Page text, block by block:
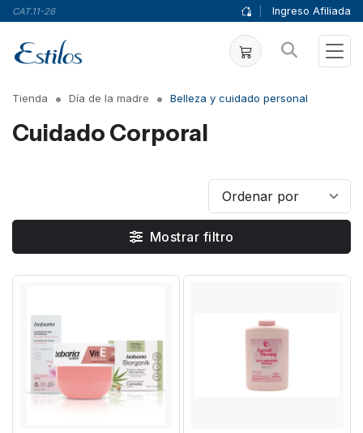
CAT.11-26 Ingreso Afiliada
Tienda Día de la madre Belleza y cuidado personal
Cuidado Corporal
Mostrar filtro